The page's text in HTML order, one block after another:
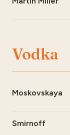
Vodka
Moskovskaya
Smirnoff